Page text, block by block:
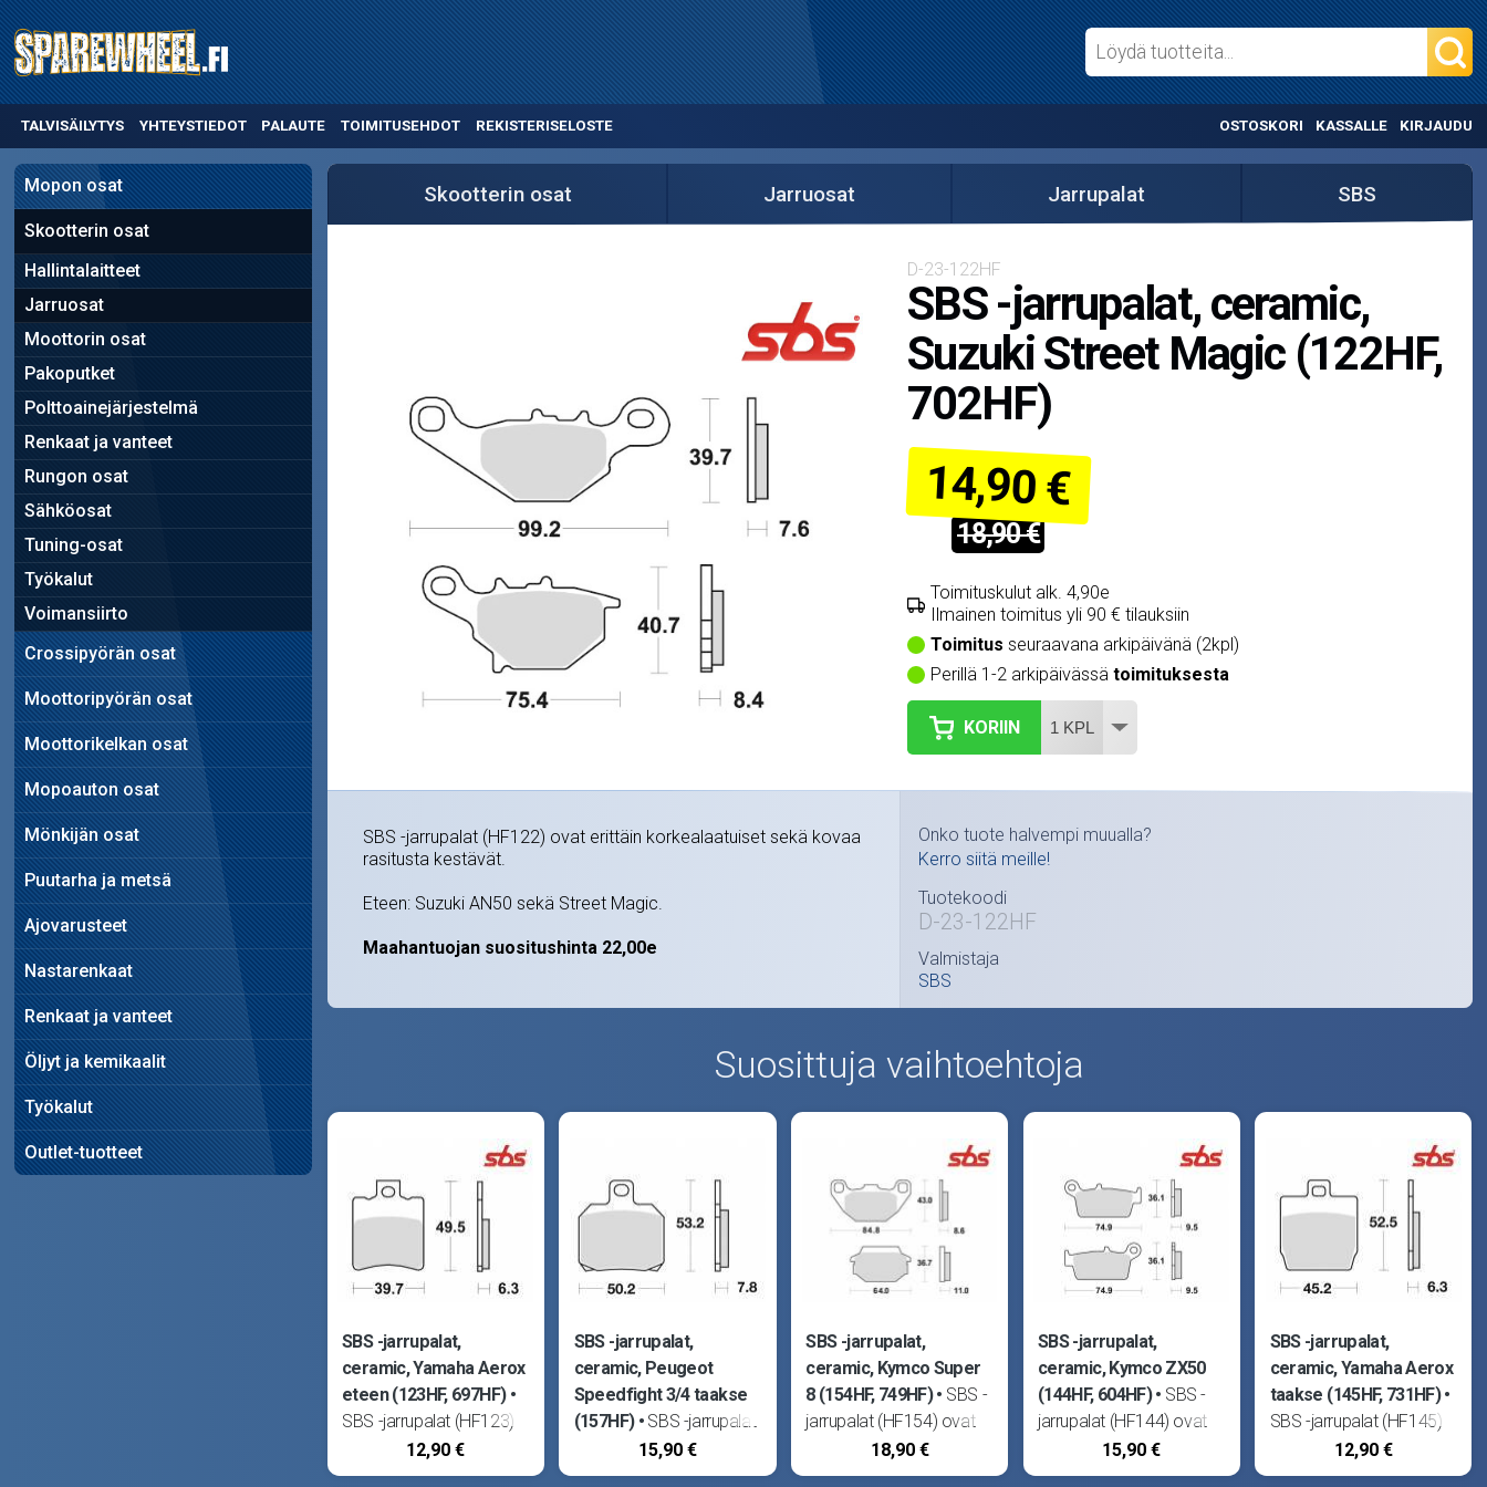
TALVISÄILYTYS YHTEYSTIEDOT PALAUTE TOIMITUSEHDOT REKISTERISELOSTE OSTOSKORI KASSALLE KIRJAUDU
Mopon osat
Skootterin osat
Hallintalaitteet
Jarruosat
Moottorin osat
Pakoputket
Polttoainejärjestelmä
Renkaat ja vanteet
Rungon osat
Sähköosat
Tuning-osat
Työkalut
Voimansiirto
Crossipyörän osat
Moottoripyörän osat
Moottorikelkan osat
Mopoauton osat
Mönkijän osat
Puutarha ja metsä
Ajovarusteet
Nastarenkaat
Renkaat ja vanteet
Öljyt ja kemikaalit
Työkalut
Outlet-tuotteet
Skootterin osat Jarruosat Jarrupalat SBS
D-23-122HF
SBS -jarrupalat, ceramic,
Suzuki Street Magic (122HF,
702HF)
14,90 €
18,90 €
Toimituskulut alk. 4,90e
Ilmainen toimitus yli 90 € tilauksiin
Toimitus seuraavana arkipäivänä (2kpl)
Perillä 1-2 arkipäivässä toimituksesta
KORIIN
SBS -jarrupalat (HF122) ovat erittäin korkealaatuiset sekä kovaa
rasitusta kestävät.
Eteen: Suzuki AN50 sekä Street Magic.
Maahantuojan suositushinta 22,00e
Onko tuote halvempi muualla?
Kerro siitä meille!
Tuotekoodi
D-23-122HF
Valmistaja
SBS
Suosittuja vaihtoehtoja
SBS -jarrupalat,
ceramic, Yamaha Aerox
eteen (123HF, 697HF)
SBS -jarrupalat (HF123)
ovat erittäin
korkealaatuiset sekä
12,90 €
SBS -jarrupalat,
ceramic, Peugeot
Speedfight 3/4 taakse
(157HF)
SBS -jarrupalat
(HF157) ovat erittäin
korkealaatuiset sekä
15,90 €
SBS -jarrupalat,
ceramic, Kymco Super
8 (154HF, 749HF)
SBS -
jarrupalat (HF154) ovat
erittäin korkealaatuiset
sekä kovaa rasitusta
18,90 €
SBS -jarrupalat,
ceramic, Kymco ZX50
(144HF, 604HF)
SBS -
jarrupalat (HF144) ovat
erittäin korkealaatuiset
sekä kovaa rasitusta
15,90 €
SBS -jarrupalat,
ceramic, Yamaha Aerox
taakse (145HF, 731HF)
SBS -jarrupalat (HF145)
ovat erittäin
korkealaatuiset sekä
12,90 €